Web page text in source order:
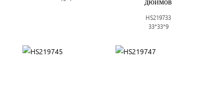
дюймов
HS219733
33*33*9